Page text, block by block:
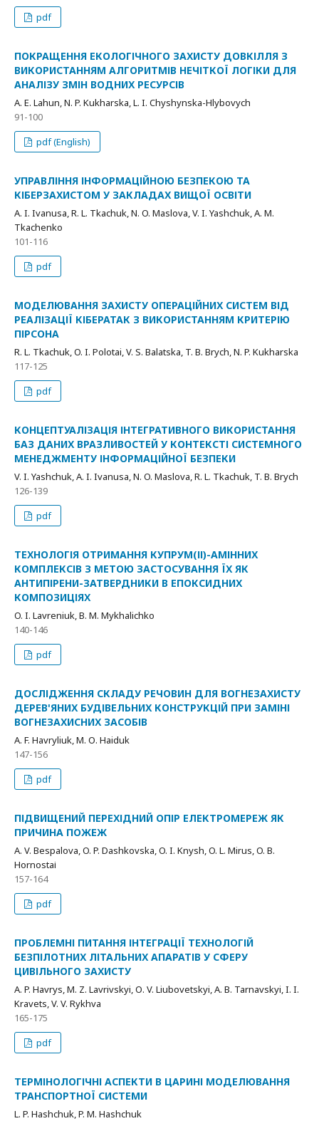
pdf
ПОКРАЩЕННЯ ЕКОЛОГІЧНОГО ЗАХИСТУ ДОВКІЛЛЯ З
ВИКОРИСТАННЯМ АЛГОРИТМІВ НЕЧІТКОЇ ЛОГІКИ ДЛЯ
АНАЛІЗУ ЗМІН ВОДНИХ РЕСУРСІВ
A. E. Lahun, N. P. Kukharska, L. I. Chyshynska-Hlybovych
91-100
pdf (English)
УПРАВЛІННЯ ІНФОРМАЦІЙНОЮ БЕЗПЕКОЮ ТА
КІБЕРЗАХИСТОМ У ЗАКЛАДАХ ВИЩОЇ ОСВІТИ
A. I. Ivanusa, R. L. Tkachuk, N. O. Maslova, V. I. Yashchuk, A. M.
Tkachenko
101-116
pdf
МОДЕЛЮВАННЯ ЗАХИСТУ ОПЕРАЦІЙНИХ СИСТЕМ ВІД
РЕАЛІЗАЦІЇ КІБЕРАТАК З ВИКОРИСТАННЯМ КРИТЕРІЮ
ПІРСОНА
R. L. Tkachuk, O. I. Polotai, V. S. Balatska, T. B. Brych, N. P. Kukharska
117-125
pdf
КОНЦЕПТУАЛІЗАЦІЯ ІНТЕГРАТИВНОГО ВИКОРИСТАННЯ
БАЗ ДАНИХ ВРАЗЛИВОСТЕЙ У КОНТЕКСТІ СИСТЕМНОГО
МЕНЕДЖМЕНТУ ІНФОРМАЦІЙНОЇ БЕЗПЕКИ
V. I. Yashchuk, A. I. Ivanusa, N. O. Maslova, R. L. Tkachuk, T. B. Brych
126-139
pdf
ТЕХНОЛОГІЯ ОТРИМАННЯ КУПРУМ(ІІ)-АМІННИХ
КОМПЛЕКСІВ З МЕТОЮ ЗАСТОСУВАННЯ ЇХ ЯК
АНТИПІРЕНИ-ЗАТВЕРДНИКИ В ЕПОКСИДНИХ
КОМПОЗИЦІЯХ
O. I. Lavreniuk, B. M. Mykhalichko
140-146
pdf
ДОСЛІДЖЕННЯ СКЛАДУ РЕЧОВИН ДЛЯ ВОГНЕЗАХИСТУ
ДЕРЕВ'ЯНИХ БУДІВЕЛЬНИХ КОНСТРУКЦІЙ ПРИ ЗАМІНІ
ВОГНЕЗАХИСНИХ ЗАСОБІВ
A. F. Havryliuk, М. О. Haiduk
147-156
pdf
ПІДВИЩЕНИЙ ПЕРЕХІДНИЙ ОПІР ЕЛЕКТРОМЕРЕЖ ЯК
ПРИЧИНА ПОЖЕЖ
A. V. Bespalova, O. P. Dashkovska, O. I. Knysh, O. L. Mirus, O. B.
Нornostaі
157-164
pdf
ПРОБЛЕМНІ ПИТАННЯ ІНТЕГРАЦІЇ ТЕХНОЛОГІЙ
БЕЗПІЛОТНИХ ЛІТАЛЬНИХ АПАРАТІВ У СФЕРУ
ЦИВІЛЬНОГО ЗАХИСТУ
А. P. Havrys, М. Z. Lavrivskyi, О. V. Liubovetskyi, A. B. Tarnavskyi, I. I.
Kravets, V. V. Rykhva
165-175
pdf
ТЕРМІНОЛОГІЧНІ АСПЕКТИ В ЦАРИНІ МОДЕЛЮВАННЯ
ТРАНСПОРТНОЇ СИСТЕМИ
L. P. Hashchuk, P. М. Hashchuk